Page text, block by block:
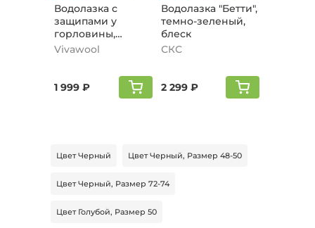
Водолазка с
защипами у
горловины,
голубой
Vivawool
1 999 ₽
Водолазка "Бетти",
темно-зеленый,
блеск
СКС
2 299 ₽
Цвет Черный Цвет Черный, Размер 48-50
Цвет Черный, Размер 72-74
Цвет Голубой, Размер 50